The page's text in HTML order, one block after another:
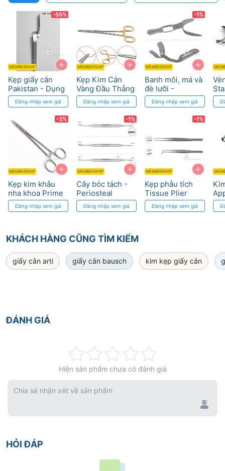
+
-55%
MEMBERSHIP
Kẹp giấy cắn
Pakistan - Dụng
cụ điều chỉnh
khớp cắn chính
Đăng nhập xem giá
+
-3%
MEMBERSHIP
Kẹp kim khâu
nha khoa Prime
Đăng nhập xem giá
+
MEMBERSHIP
Kẹp Kim Cán
Vàng Đầu Thẳng
và Cong trong
Phẫu Thuật Nha
Đăng nhập xem giá
+
-1%
MEMBERSHIP
Cây bóc tách -
Periosteal
elevator Osung
Đăng nhập xem giá
+
-1%
MEMBERSHIP
Banh môi, má và
đè lưỡi -
Retractor Osung
Đăng nhập xem giá
+
-1%
MEMBERSHIP
Kẹp phẫu tích
Tissue Plier
Osung
Đăng nhập xem giá
KHÁCH HÀNG CŨNG TÌM KIẾM
giấy cắn arti giấy cắn bausch kìm kẹp giấy cắn
ĐÁNH GIÁ
0%
Hiện sản phẩm chưa có đánh giá
Chia sẻ nhận xét về sản phẩm
HỎI ĐÁP